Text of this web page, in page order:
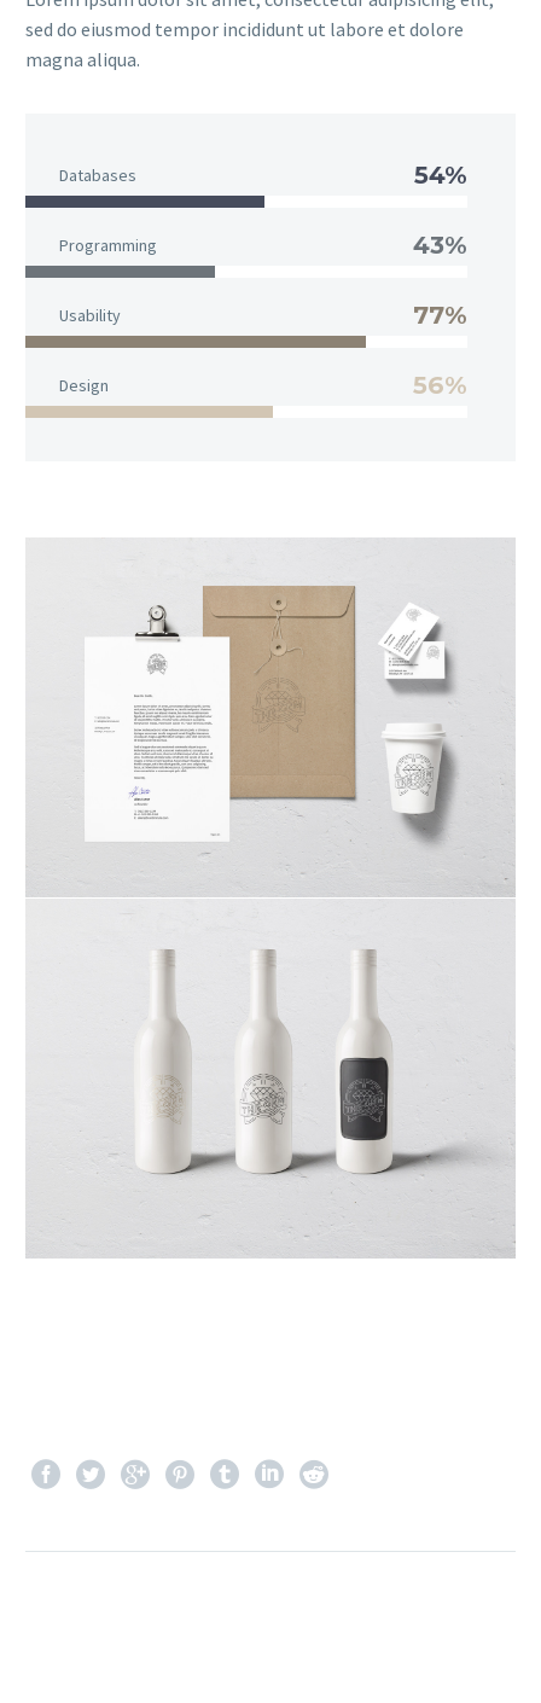
sed do eiusmod tempor incididunt ut labore et dolore
magna aliqua.
Databases 54%
Programming 43%
Usability 77%
Design 56%